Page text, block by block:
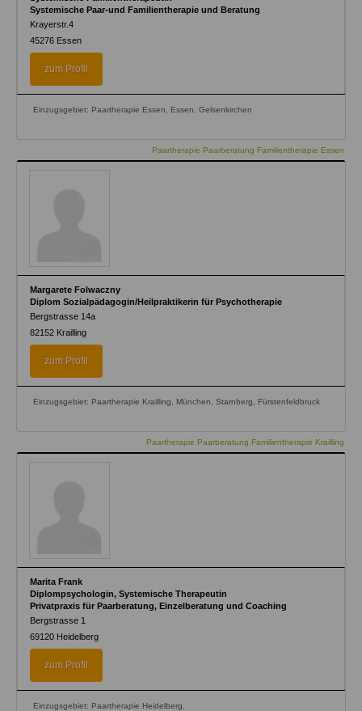
Systemische Paar-und Familientherapie und Beratung
Krayerstr.4
45276 Essen
zum Profil
Einzugsgebiet: Paartherapie Essen, Essen, Gelsenkirchen
Paartherapie Paarberatung Familientherapie Essen
Margarete Folwaczny
Diplom Sozialpädagogin/Heilpraktikerin für Psychotherapie
Bergstrasse 14a
82152 Krailling
zum Profil
Einzugsgebiet: Paartherapie Krailling, München, Starnberg, Fürstenfeldbruck
Paartherapie Paarberatung Familientherapie Krailling
Marita Frank
Diplompsychologin, Systemische Therapeutin
Privatpraxis für Paarberatung, Einzelberatung und Coaching
Bergstrasse 1
69120 Heidelberg
zum Profil
Einzugsgebiet: Paartherapie Heidelberg,